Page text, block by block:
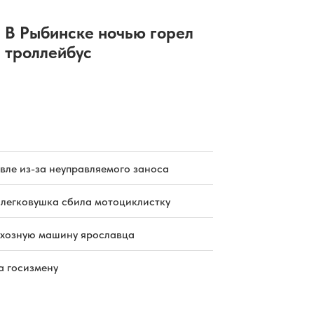
В Рыбинске ночью горел
троллейбус
из-за неуправляемого заноса
сбила мотоциклистку
машину ярославца
госизмену